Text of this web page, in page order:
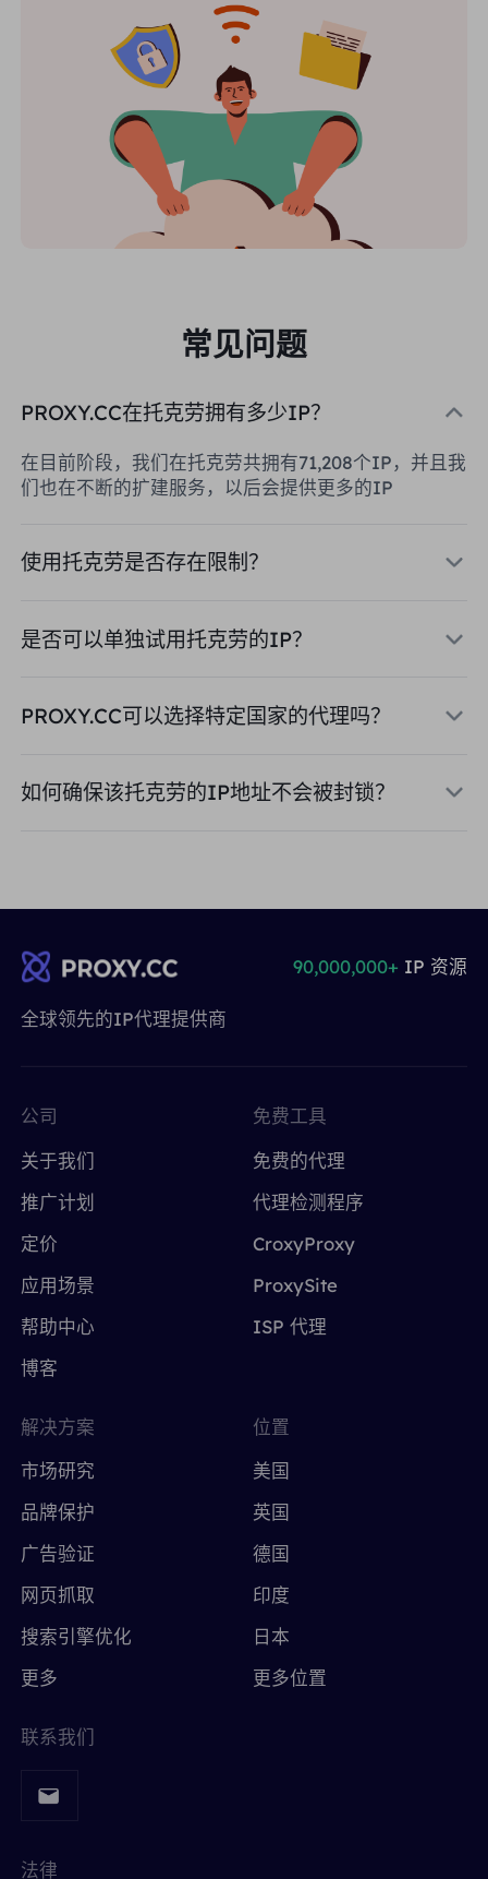
常见问题
PROXY.CC在托克劳拥有多少IP？
在目前阶段，我们在托克劳共拥有71,208个IP，并且我
们也在不断的扩建服务，以后会提供更多的IP
使用托克劳是否存在限制？
是否可以单独试用托克劳的IP？
PROXY.CC可以选择特定国家的代理吗？
如何确保该托克劳的IP地址不会被封锁？
全球领先的IP代理提供商
90,000,000+ IP 资源
公司
关于我们
推广计划
定价
应用场景
帮助中心
博客
免费工具
免费的代理
代理检测程序
CroxyProxy
ProxySite
ISP 代理
解决方案
市场研究
品牌保护
广告验证
网页抓取
搜索引擎优化
更多
位置
美国
英国
德国
印度
日本
更多位置
联系我们
法律